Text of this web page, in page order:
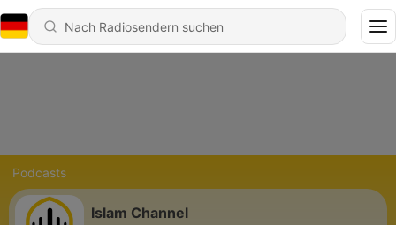
Podcasts
Islam Channel